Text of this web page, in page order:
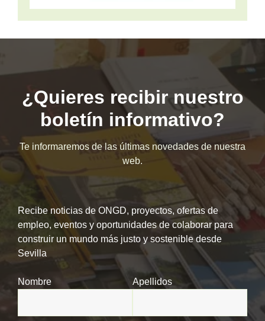
¿Quieres recibir nuestro
boletín informativo?
Te informaremos de las últimas novedades de nuestra
web.
Recibe noticias de ONGD, proyectos, ofertas de
empleo, eventos y oportunidades de colaborar para
construir un mundo más justo y sostenible desde
Sevilla
Nombre Apellidos